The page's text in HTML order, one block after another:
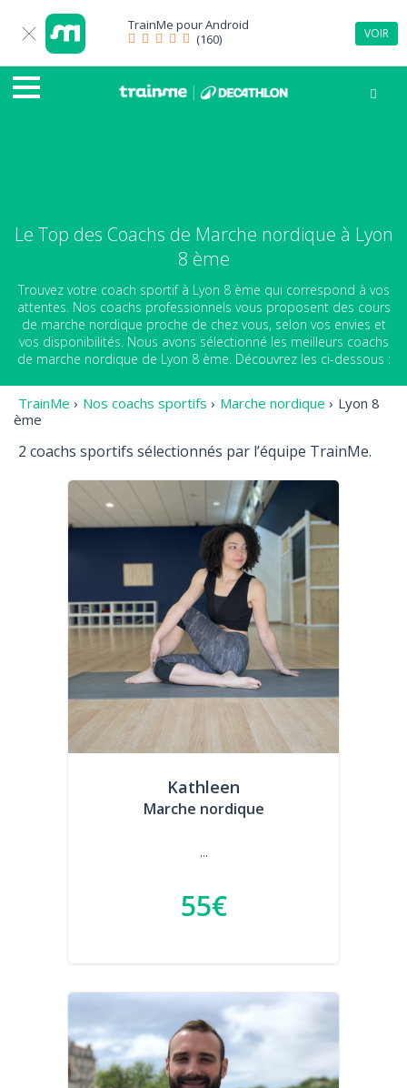
TrainMe pourAndroid
(160)
VOIR
Le Top des Coachs de Marche nordique à Lyon
8 ème
Trouvez votre coach sportif à Lyon 8 ème qui correspond à vos
attentes. Nos coachs professionnels vous proposent des cours
de marche nordique proche de chez vous, selon vos envies et
vos disponibilités. Nous avons sélectionné les meilleurs coachs
de marche nordique de Lyon 8 ème. Découvrez les ci-dessous :
TrainMe › Nos coachs sportifs › Marche nordique › Lyon 8
ème
2 coachs sportifs sélectionnés par l’équipe TrainMe.
Kathleen
Marche nordique
...
55€